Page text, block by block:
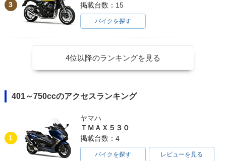
3
掲載台数：15
バイクを探す
4位以降のランキングを見る
401～750ccのアクセスランキング
1
ヤマハ
ＴＭＡＸ５３０
掲載台数：4
バイクを探す レビューを見る